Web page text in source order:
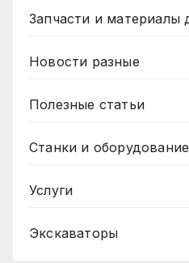
Запчасти и материалы
Новости разные
Полезные статьи
Станки и оборудование
Услуги
Экскаваторы